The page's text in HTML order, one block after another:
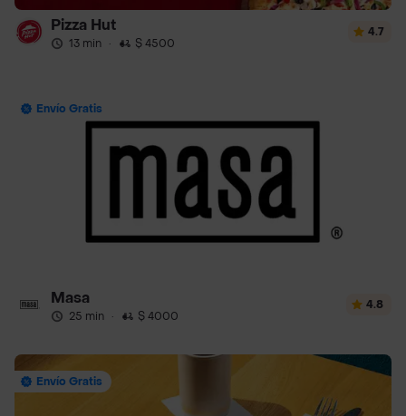
Pizza Hut
13 min · $ 4500
4.7
Envío Gratis
Masa
25 min · $ 4000
4.8
Envío Gratis